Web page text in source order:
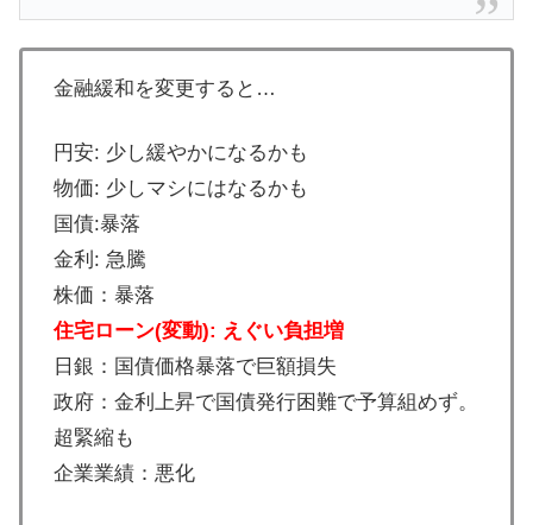
金融緩和を変更すると…
円安: 少し緩やかになるかも
物価: 少しマシにはなるかも
国債:暴落
金利: 急騰
株価：暴落
住宅ローン(変動): えぐい負担増
日銀：国債価格暴落で巨額損失
政府：金利上昇で国債発行困難で予算組めず。
超緊縮も
企業業績：悪化